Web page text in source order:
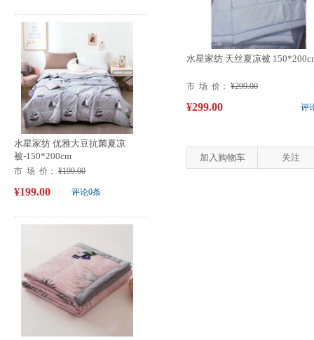
水星家纺 优雅大豆抗菌夏凉
被-150*200cm
市 场 价： ¥199.00
评论0条
¥199.00
水星家纺 天丝夏凉被
市 场 价： ¥299.00
评
¥299.00
加入购物车 关注